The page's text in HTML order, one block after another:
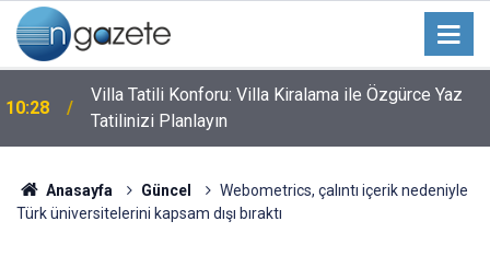
10:28
Villa Tatili Konforu: Villa Kiralama ile Özgürce Yaz
Tatilinizi Planlayın
Anasayfa Güncel
Webometrics, çalıntı içerik nedeniyle
Türk üniversitelerini kapsam dışı bıraktı